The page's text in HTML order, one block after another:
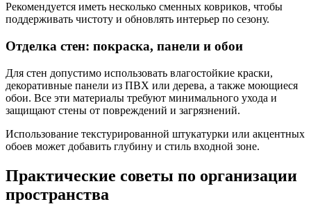
Рекомендуется иметь несколько сменных ковриков, чтобы
поддерживать чистоту и обновлять интерьер по сезону.
Отделка стен: покраска, панели и обои
Для стен допустимо использовать влагостойкие краски,
декоративные панели из ПВХ или дерева, а также моющиеся
обои. Все эти материалы требуют минимального ухода и
защищают стены от повреждений и загрязнений.
Использование текстурированной штукатурки или акцентных
обоев может добавить глубину и стиль входной зоне.
Практические советы по организации
пространства